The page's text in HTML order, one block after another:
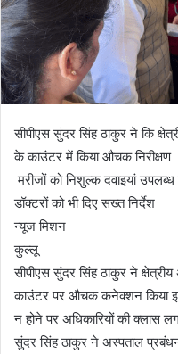
सीपीएस सुंदर सिंह ठाकुर ने कि
के काउंटर में किया औचक निरीक्षण
मरीजों को निशुल्क दवाइयां
डॉक्टरों को भी दिए सख्त निर्देश
न्यूज मिशन
कुल्लू
सीपीएस सुंदर सिंह ठाकुर ने
काउंटर पर औचक कनेक्शन किया
न होने पर अधिकारियों की क्लास
सुंदर सिंह ठाकुर ने अस्पताल